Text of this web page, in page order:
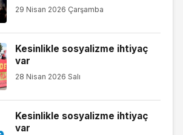
29 Nisan 2026 Çarşamba
Kesinlikle sosyalizme ihtiyaç
var
28 Nisan 2026 Salı
Kesinlikle sosyalizme ihtiyaç
var